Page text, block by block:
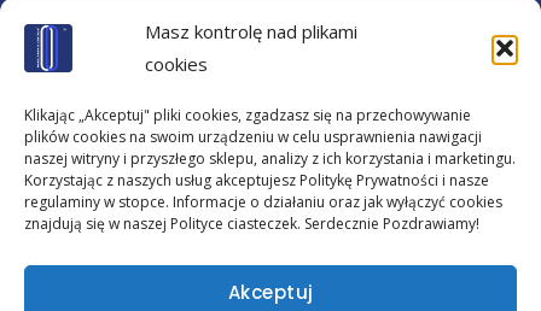
Masz kontrolę nad plikami
cookies
Klikając „Akceptuj" pliki cookies, zgadzasz się na przechowywanie
plików cookies na swoim urządzeniu w celu usprawnienia nawigacji
naszej witryny i przyszłego sklepu, analizy z ich korzystania i marketingu.
Korzystając z naszych usług akceptujesz Politykę Prywatności i nasze
regulaminy w stopce. Informacje o działaniu oraz jak wyłączyć cookies
znajdują się w naszej Polityce ciasteczek. Serdecznie Pozdrawiamy!
Akceptuj
Nasze Social Media
lub publikacją. Warszawskie Centrum i Nasze Nowinki
Reklamowe. Zapraszamy Na You Tube Online. Sprawdź już
Dziś!
YouTube Reklama >